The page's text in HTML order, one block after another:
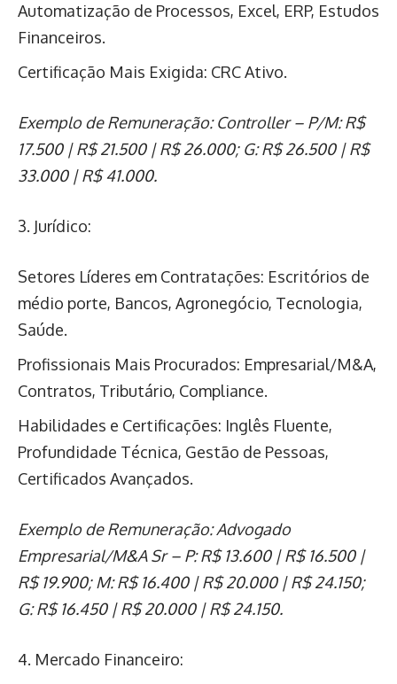
Automatização de Processos, Excel, ERP, Estudos
Financeiros.
Certificação Mais Exigida: CRC Ativo.
Exemplo de Remuneração: Controller – P/M: R$
17.500 | R$ 21.500 | R$ 26.000; G: R$ 26.500 | R$
33.000 | R$ 41.000.
3. Jurídico:
Setores Líderes em Contratações: Escritórios de
médio porte, Bancos, Agronegócio, Tecnologia,
Saúde.
Profissionais Mais Procurados: Empresarial/M&A,
Contratos, Tributário, Compliance.
Habilidades e Certificações: Inglês Fluente,
Profundidade Técnica, Gestão de Pessoas,
Certificados Avançados.
Exemplo de Remuneração: Advogado
Empresarial/M&A Sr – P: R$ 13.600 | R$ 16.500 |
R$ 19.900; M: R$ 16.400 | R$ 20.000 | R$ 24.150;
G: R$ 16.450 | R$ 20.000 | R$ 24.150.
4. Mercado Financeiro: